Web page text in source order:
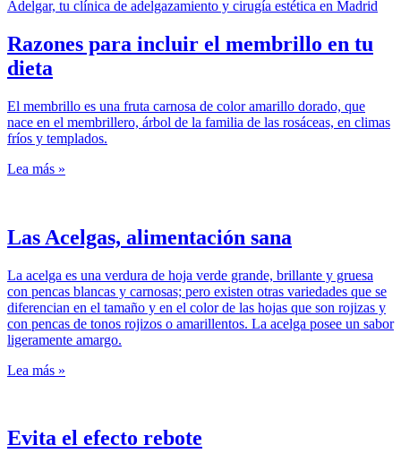
Razones para incluir el membrillo en tu
dieta
El membrillo es una fruta carnosa de color amarillo dorado, que
nace en el membrillero, árbol de la familia de las rosáceas, en climas
fríos y templados.
Lea más »
Las Acelgas, alimentación sana
La acelga es una verdura de hoja verde grande, brillante y gruesa
con pencas blancas y carnosas; pero existen otras variedades que se
diferencian en el tamaño y en el color de las hojas que son rojizas y
con pencas de tonos rojizos o amarillentos. La acelga posee un sabor
ligeramente amargo.
Lea más »
Evita el efecto rebote